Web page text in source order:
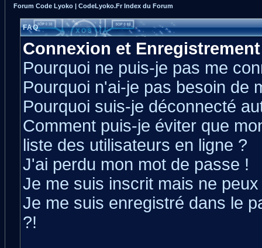
Forum Code Lyoko | CodeLyoko.Fr Index du Forum
FAQ
Connexion et Enregistrement
Pourquoi ne puis-je pas me
Pourquoi n'ai-je pas besoin de
Pourquoi suis-je déconnecté
Comment puis-je éviter que
liste des utilisateurs en ligne ?
J'ai perdu mon mot de passe !
Je me suis inscrit mais ne
Je me suis enregistré dans le
?!